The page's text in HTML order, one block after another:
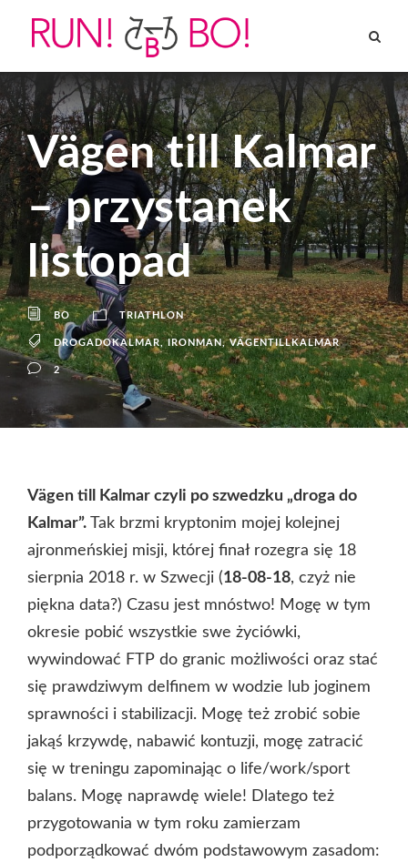
Vägen till Kalmar
– przystanek
listopad
BO TRIATHLON
DROGADOKALMAR , IRONMAN , VÄGENTILLKALMAR
2
Vägen till Kalmar czyli po szwedzku „droga do
Kalmar”. Tak brzmi kryptonim mojej kolejnej
ajronmeńskiej misji, której finał rozegra się 18
sierpnia 2018 r. w Szwecji (18-08-18, czyż nie
piękna data?) Czasu jest mnóstwo! Mogę w tym
okresie pobić wszystkie swe życiówki,
wywindować FTP do granic możliwości oraz stać
się prawdziwym delfinem w wodzie lub joginem
sprawności i stabilizacji. Mogę też zrobić sobie
jakąś krzywdę, nabawić kontuzji, mogę zatracić
się w treningu zapominając o life/work/sport
balans. Mogę naprawdę wiele! Dlatego też
przygotowania w tym roku zamierzam
podporządkować dwóm podstawowym zasadom: